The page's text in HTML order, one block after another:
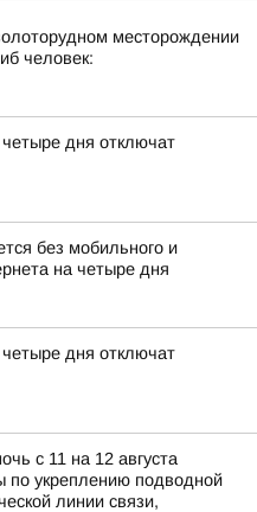
месторождении
человек:
дня отключат
без мобильного и
на четыре дня
дня отключат
с 11 на 12 августа
по укреплению подводной
линии связи,